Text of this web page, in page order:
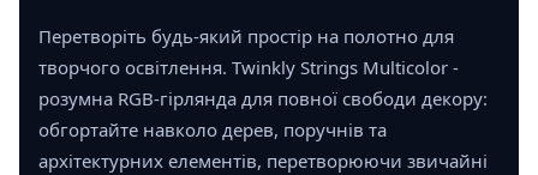
Перетворіть будь-який простір на полотно для
творчого освітлення. Twinkly Strings Multicolor -
розумна RGB-гірлянда для повної свободи декору:
обгортайте навколо дерев, поручнів та
архітектурних елементів, перетворюючи звичайні